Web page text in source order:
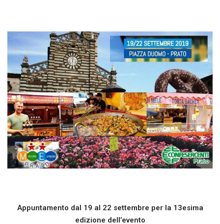
Appuntamento dal 19 al 22 settembre per la 13esima
edizione dell’evento